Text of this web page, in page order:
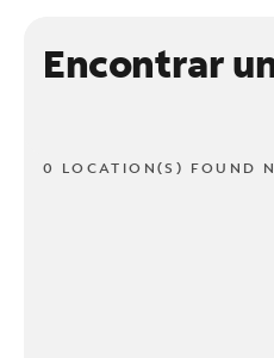
Encontrar
0 LOCATION(S) FOUND